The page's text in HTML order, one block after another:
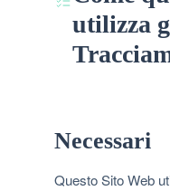
utilizza
Necessari
Questo Sito Web